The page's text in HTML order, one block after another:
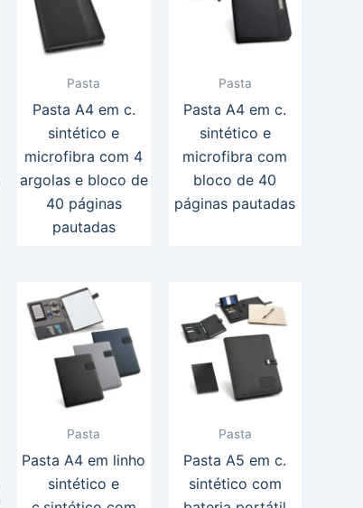
Pasta
Pasta A4 em c.
sintético e
microfibra com 4
argolas e bloco de
40 páginas
pautadas
Pasta
Pasta A4 em c.
sintético e
microfibra com
bloco de 40
páginas pautadas
Pasta
Pasta A4 em linho
sintético e
Pasta
Pasta A5 em c.
sintético com